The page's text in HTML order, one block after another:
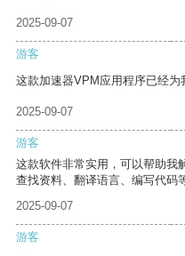
2025-09-07
游客
这款加速器VPM应用程序已经为
2025-09-07
游客
这款软件非常实用，可以帮助我
查找资料、翻译语言、编写代码
2025-09-07
游客